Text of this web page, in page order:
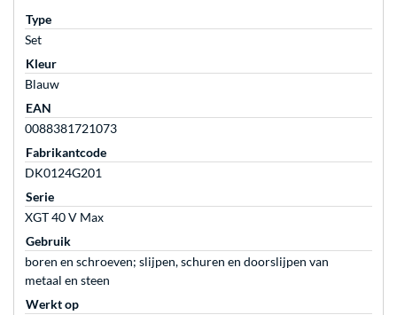
Type
Set
Kleur
Blauw
EAN
0088381721073
Fabrikantcode
DK0124G201
Serie
XGT 40 V Max
Gebruik
boren en schroeven; slijpen, schuren en doorslijpen van
metaal en steen
Werkt op